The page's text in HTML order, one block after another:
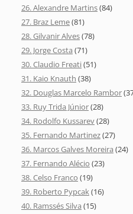
26. Alexandre Martins(84)
27. Braz Leme(81)
28. Gilvanir Alves(78)
29. Jorge Costa (71)
30. Claudio Freati(51)
31. Kaio Knauth (38)
32. Douglas Marcelo Rambor
33. Ruy Trida Júnior(28)
34. Rodolfo Kussarev(28)
35. Fernando Martinez(27)
36. Marcos Galves Moreira (24)
37. Fernando Alécio (23)
38. Celso Franco (19)
39. Roberto Pypcak(16)
40. Ramssés Silva (15)